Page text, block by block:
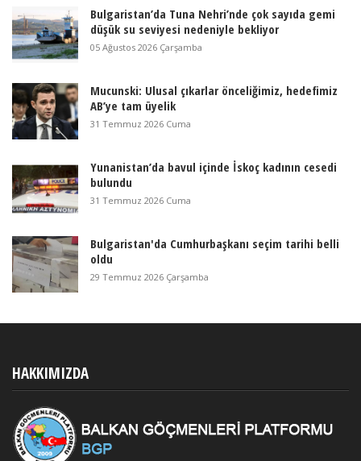
Bulgaristan’da Tuna Nehri’nde çok sayıda gemi
düşük su seviyesi nedeniyle bekliyor
05 Ağustos 2026 Çarşamba
Mucunski: Ulusal çıkarlar önceliğimiz, hedefimiz
AB’ye tam üyelik
31 Temmuz 2026 Cuma
Yunanistan’da bavul içinde İskoç kadının cesedi
bulundu
31 Temmuz 2026 Cuma
Bulgaristan'da Cumhurbaşkanı seçim tarihi belli
oldu
29 Temmuz 2026 Çarşamba
HAKKIMIZDA